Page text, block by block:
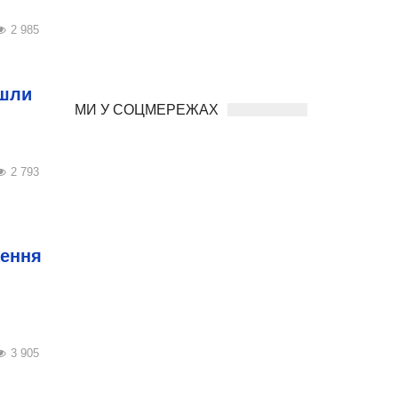
2 985
2 793
3 905
МИ У СОЦМЕРЕЖАХ